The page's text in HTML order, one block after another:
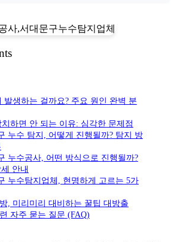
발생하는 걸까요? 주요 원인 완벽 분
하면 안 되는 이유: 심각한 문제점
누수 탐지, 어떻게 진행될까? 탐지 방
누수공사, 어떤 방식으로 진행될까?
안내
누수탐지업체, 현명하게 고르는 5가
, 미리미리 대비하는 꿀팁 대방출
자주 묻는 질문 (FAQ)